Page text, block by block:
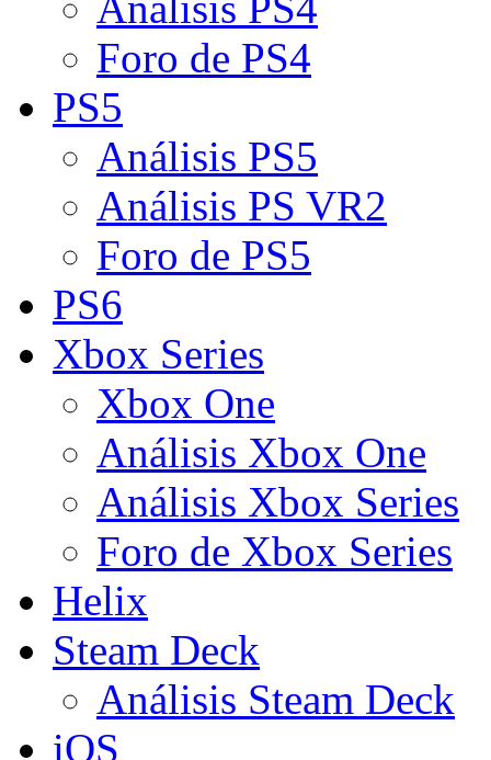
Foro de PS4
PS5
Análisis PS5
Análisis PS VR2
Foro de PS5
PS6
Xbox Series
Xbox One
Análisis Xbox One
Análisis Xbox Series
Foro de Xbox Series
Helix
Steam Deck
Análisis Steam Deck
iOS